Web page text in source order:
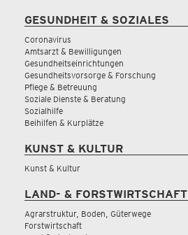
GESUNDHEIT & SOZIALES
Coronavirus
Amtsarzt & Bewilligungen
Gesundheitseinrichtungen
Gesundheitsvorsorge & Forschung
Pflege & Betreuung
Soziale Dienste & Beratung
Sozialhilfe
Beihilfen & Kurplätze
KUNST & KULTUR
Kunst & Kultur
LAND- & FORSTWIRTSCHAFT
Agrarstruktur, Boden, Güterwege
Forstwirtschaft